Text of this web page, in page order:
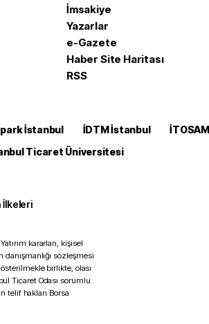
İmsakiye
Yazarlar
e-Gazete
Haber Site Haritası
RSS
İstanbul İDTM İstanbul İTOSAM
Ticaret Üniversitesi
İlkeleri
kararları, kişisel
sözleşmesi
birlikte, olası
Ticaret Odası sorumlu
telif hakları Borsa